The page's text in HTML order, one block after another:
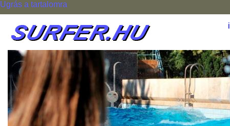
Ugrás a tartalomra